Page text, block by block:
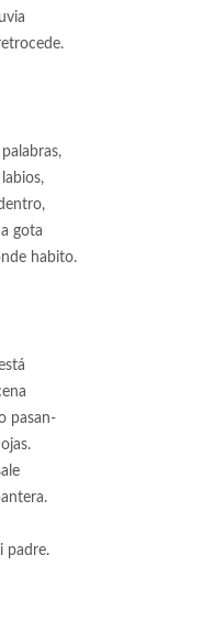
gota
habito.
pasan-
padre.